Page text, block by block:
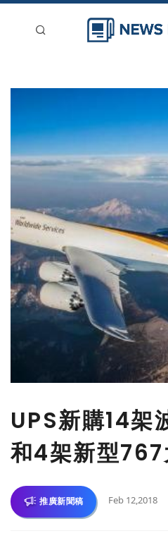
刊登
UPS新購14
和4架新型767
推廣新聞稿 Feb 12,2018